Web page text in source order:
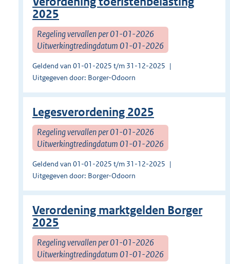
2025
Regeling vervallen per 01-01-2026
Uitwerkingtredingdatum 01-01-2026
Geldend van 01-01-2025 t/m 31-12-2025
Uitgegeven door: Borger-Odoorn
Legesverordening 2025
Regeling vervallen per 01-01-2026
Uitwerkingtredingdatum 01-01-2026
Geldend van 01-01-2025 t/m 31-12-2025
Uitgegeven door: Borger-Odoorn
Verordening marktgelden Borger
2025
Regeling vervallen per 01-01-2026
Uitwerkingtredingdatum 01-01-2026